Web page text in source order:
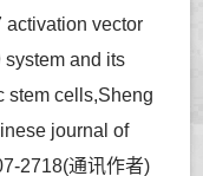
activation vector
and its
stem cells,Sheng
journal of
2718(通讯作者)